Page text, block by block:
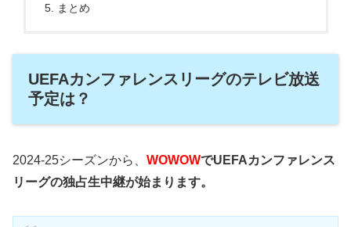
まとめ
UEFAカンファレンスリーグのテレビ放送
予定は？
2024-25シーズンから、 WOWOWでUEFAカンファレンス
リーグの独占生中継が始まります。